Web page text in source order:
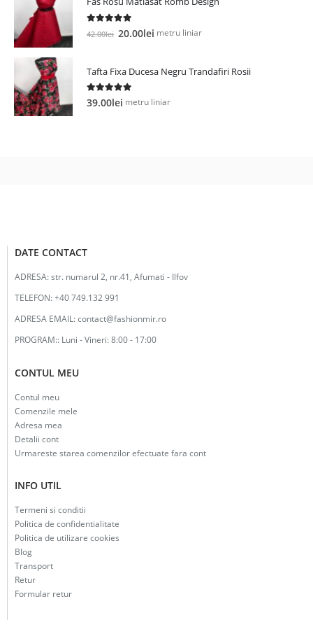
fost:
25.00lei.
12.00lei.
out of 5
42.00lei Prețul
fost:
42.00lei.
20.00lei Prețul
20.00lei.
metru liniar
Tafta Fixa Ducesa Negru Trandafiri Rosii
5.00out of 5
39.00lei metru liniar
DATE CONTACT
ADRESA:str. numarul 2, nr.41, Afumati - Ilfov
TELEFON:+40 749.132 991
ADRESA EMAIL:contact@fashionmir.ro
PROGRAM:: Luni - Vineri: 8:00 - 17:00
CONTUL MEU
Contul meu
Comenzile mele
Adresa mea
Detalii cont
Urmareste starea comenzilor efectuate fara cont
INFO UTIL
Termeni si conditii
Politica de confidentialitate
Politica de utilizare cookies
Blog
Transport
Retur
Formular retur